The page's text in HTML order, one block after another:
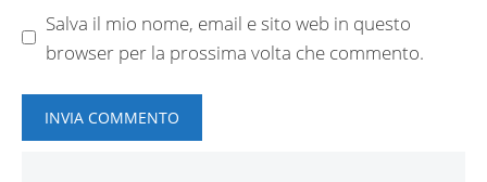
Salva il mio nome, email e sito web in questo
browser per la prossima volta che commento.